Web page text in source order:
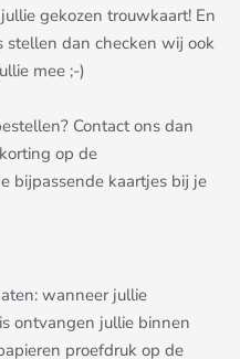
gekozen trouwkaart! En
stellen dan checken wij ook
mee ;-)
Contact ons dan
op de
bijpassende kaartjes bij je
wanneer jullie
ontvangen jullie binnen
proefdruk op de